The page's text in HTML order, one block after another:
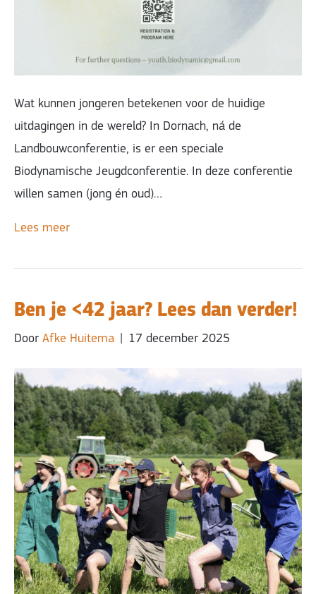
Wat kunnen jongeren betekenen voor de huidige
uitdagingen in de wereld? In Dornach, ná de
Landbouwconferentie, is er een speciale
Biodynamische Jeugdconferentie. In deze conferentie
willen samen (jong én oud)…
Lees meer
Ben je <42 jaar? Lees dan verder!
Door Afke Huitema 17 december 2025